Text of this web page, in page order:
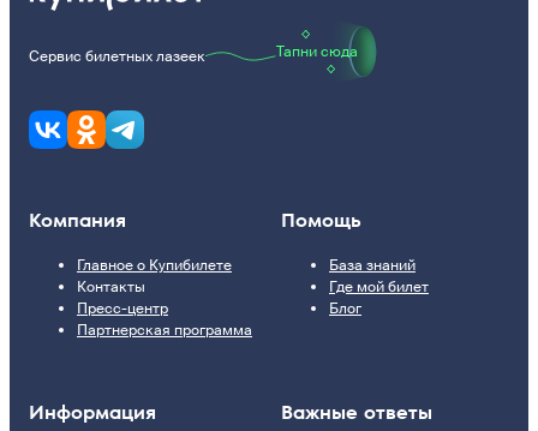
Сервис билетных лазеек Тапни сюда
Компания
Главное о Купибилете
Контакты
Пресс-центр
Партнерская программа
Помощь
База знаний
Где мой билет
Блог
Информация Важные ответы